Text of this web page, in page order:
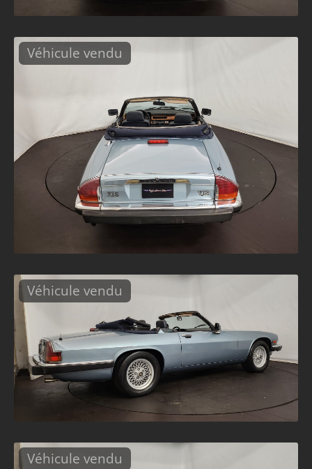
Véhicule vendu
Véhicule vendu
Véhicule vendu